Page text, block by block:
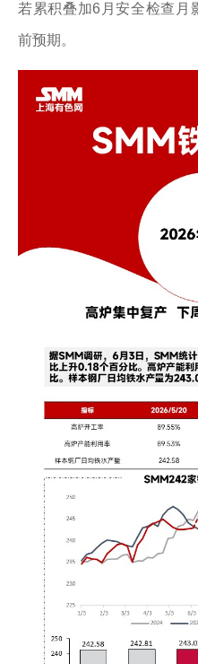
若累积叠加6月安全检查月
前预期。